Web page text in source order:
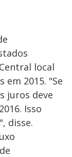
local
em 2015. "Se
juros deve
Isso
disse.